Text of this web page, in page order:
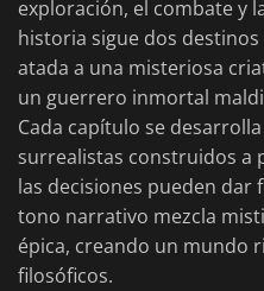
exploración, el combate y
historia sigue dos
atada a una misteriosa
un guerrero inmortal
Cada capítulo se
surrealistas construidos a
las decisiones pueden dar
tono narrativo mezcla
épica, creando un mundo
filosóficos.